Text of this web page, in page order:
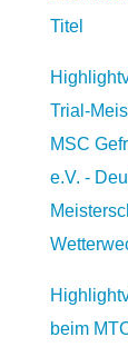
Titel
Trial-
MSC
e.V. -
beim